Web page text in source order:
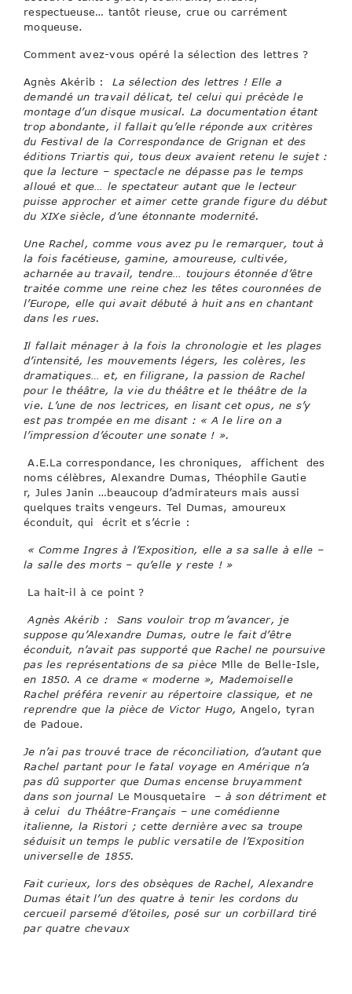
respectueuse… tantôt rieuse, crue ou carrément
moqueuse.
Comment avez-vous opéré la sélection des lettres ?
Agnès Akérib :La sélection des lettres ! Elle a
demandé un travail délicat, tel celui qui précède le
montage d’un disque musical. La documentation étant
trop abondante, il fallait qu’elle réponde aux critères
du Festival de la Correspondance de Grignan et des
éditions Triartis qui, tous deux avaient retenu le sujet :
que la lecture – spectacle ne dépasse pas le temps
alloué et que… le spectateur autant que le lecteur
puisse approcher et aimer cette grande figure du début
du XIXe siècle, d’une étonnante modernité.
Une Rachel, comme vous avez pu le remarquer, tout à
la fois facétieuse, gamine, amoureuse, cultivée,
acharnée au travail, tendre… toujours étonnée d’être
traitée comme une reine chez les têtes couronnées de
l’Europe, elle qui avait débuté à huit ans en chantant
dans les rues.
Il fallait ménager à la fois la chronologie et les plages
d’intensité, les mouvements légers, les colères, les
dramatiques… et, en filigrane, la passion de Rachel
pour le théâtre, la vie du théâtre et le théâtre de la
vie. L’une de nos lectrices, en lisant cet opus, ne s’y
est pas trompée en me disant : « A le lire on a
l’impression d’écouter une sonate ! ».
A.E.La correspondance, les chroniques, affichent des
noms célèbres, Alexandre Dumas, Théophile Gautie
r, Jules Janin …beaucoup d’admirateurs mais aussi
quelques traits vengeurs. Tel Dumas, amoureux
éconduit, qui écrit et s’écrie :
« Comme Ingres à l’Exposition, elle a sa salle à elle –
la salle des morts – qu’elle y reste ! »
La hait-il à ce point ?
Agnès Akérib : Sans vouloir trop m’avancer, je
suppose qu’Alexandre Dumas, outre le fait d’être
éconduit, n’avait pas supporté que Rachel ne poursuive
pas les représentations de sa pièce Mlle de Belle-Isle,
en 1850. A ce drame « moderne », Mademoiselle
Rachel préféra revenir au répertoire classique, et ne
reprendre que la pièce de Victor Hugo, Angelo, tyran
de Padoue.
Je n’ai pas trouvé trace de réconciliation, d’autant que
Rachel partant pour le fatal voyage en Amérique n’a
pas dû supporter que Dumas encense bruyamment
dans son journal Le Mousquetaire – à son détriment et
à celui du Théâtre-Français – une comédienne
italienne, la Ristori ; cette dernière avec sa troupe
séduisit un temps le public versatile de l’Exposition
universelle de 1855.
Fait curieux, lors des obsèques de Rachel, Alexandre
Dumas était l’un des quatre à tenir les cordons du
cercueil parsemé d’étoiles, posé sur un corbillard tiré
par quatre chevaux